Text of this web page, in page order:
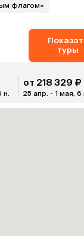
флагом»
туры
от 218 329 ₽
25 апр. - 1 мая, 6